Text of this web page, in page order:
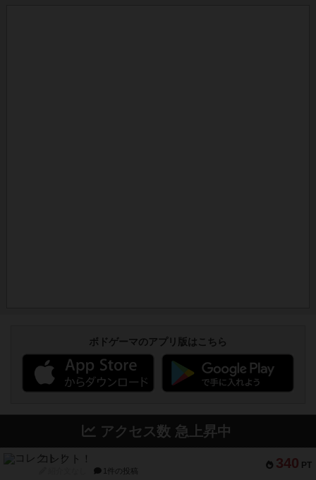
ボドゲーマのアプリ版はこちら
アクセス数 急上昇中
340 PT
コレクト！
1件の投稿